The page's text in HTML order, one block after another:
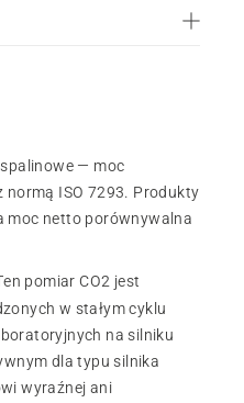
— moc
ISO 7293. Produkty
moc netto porównywalna
pomiar CO2 jest
w stałym cyklu
na silniku
dla typu silnika
wyraźnej ani